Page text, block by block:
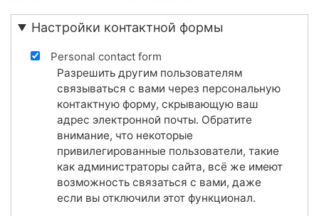
Настройки контактной формы
Personal contact form
Разрешить другим пользователям
связываться с вами через персональную
контактную форму, скрывающую ваш
адрес электронной почты. Обратите
внимание, что некоторые
привилегированные пользователи, такие
как администраторы сайта, всё же имеют
возможность связаться с вами, даже
если вы отключили этот функционал.